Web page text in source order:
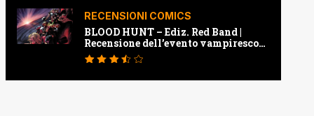
RECENSIONI COMICS
BLOOD HUNT – Ediz. Red Band |
Recensione dell’evento vampiresco
della Marvel